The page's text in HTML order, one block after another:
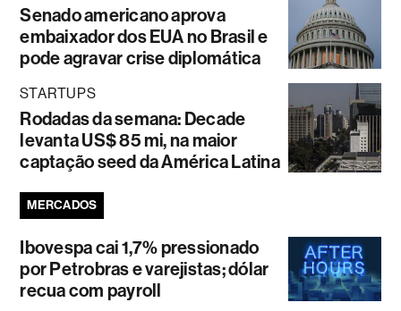
Senado americano aprova
embaixador dos EUA no Brasil e
pode agravar crise diplomática
STARTUPS
Rodadas da semana: Decade
levanta US$ 85 mi, na maior
captação seed da América Latina
MERCADOS
Ibovespa cai 1,7% pressionado
por Petrobras e varejistas; dólar
recua com payroll